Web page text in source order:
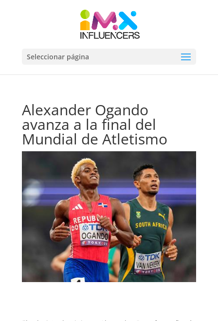
Seleccionar página
Alexander Ogando
avanza a la final del
Mundial de Atletismo